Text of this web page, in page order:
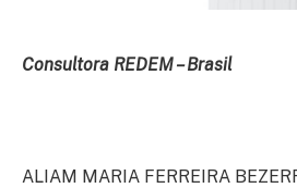
Consultora REDEM – Brasil
ALIAM MARIA FERREIRA